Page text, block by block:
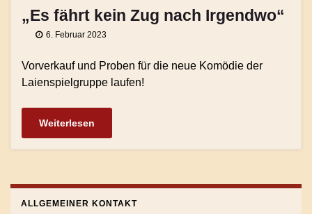
„Es fährt kein Zug nach Irgendwo“
6. Februar 2023
Vorverkauf und Proben für die neue Komödie der
Laienspielgruppe laufen!
Weiterlesen
ALLGEMEINER KONTAKT